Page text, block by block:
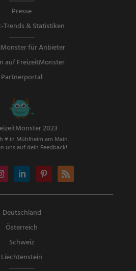
Presse
Trends & Statistiken
für Anbieter
auf FreizeitMonster
Partnerportal
2023
♥ in Mühlheim am Main.
uns auf dein Feedback!
Deutschland
Österreich
Schweiz
Liechtenstein